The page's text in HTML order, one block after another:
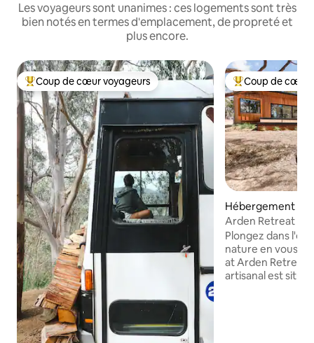
Les voyageurs sont unanimes : ces logements sont très
bien notés en termes d'emplacement, de propreté et
plus encore.
Coups de cœur voyageurs les plus appréciés
Coup de cœur voyageurs Coups de cœur
Coup de cœur
Hébergement ⋅
Arden Retreat –
Plongez dans
nature en vous
at Arden Retreat
artisanal est situé